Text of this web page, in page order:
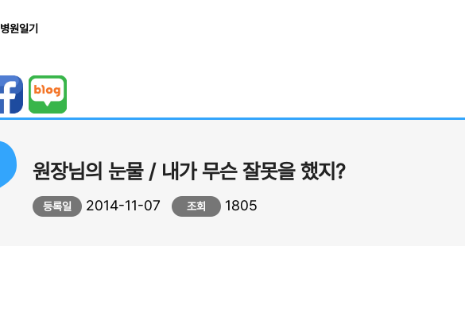
병원일기
원장님의 눈물 / 내가 무슨 잘못을 했지?
등록일 2014-11-07 조회 1805